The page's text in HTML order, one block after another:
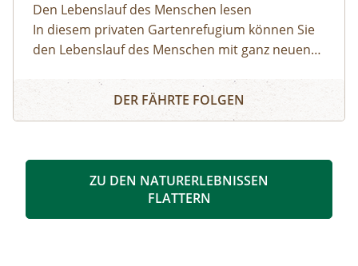
Den Lebenslauf des Menschen lesen
In diesem privaten Gartenrefugium können Sie
den Lebenslauf des Menschen mit ganz neuen
besonders gestalteten Abschnitt dargestellt –
mit Tafeln, eigenen Formen und Pflanzen. So
MIRAVITA – der Lebensphasengarten
DER FÄHRTE FOLGEN
ZU DEN NATURERLEBNISSEN
FLATTERN